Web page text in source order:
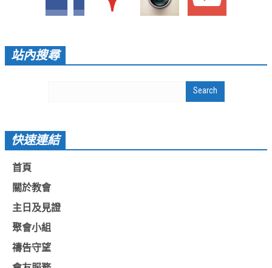
信望愛全球資訊網
好消息衛星電視台
豐盛國際事工 – AIM
作伙來聽上帝的話
站內搜尋
快速連結
首頁
關於教會
主日及見證
聚會小組
禱告守望